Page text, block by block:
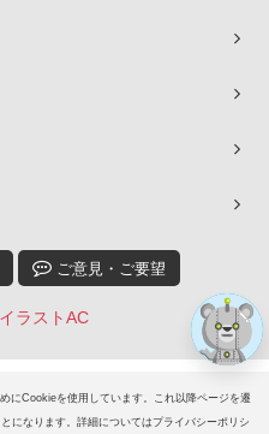
にCookieを使用しています。これ以降ページを遷
になります。詳細についてはプライバシーポリシ
ご意見・ご要望
イラストAC